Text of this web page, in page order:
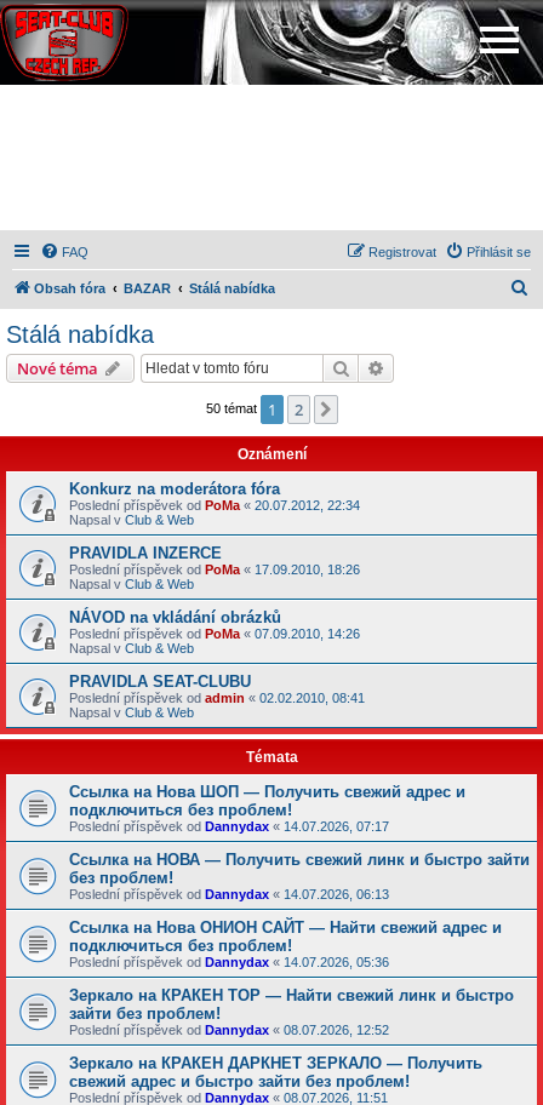
FAQ Přihlásit se
Registrovat
Obsah fóra BAZAR Stálá nabídka
Stálá nabídka
Nové téma Hledat
50 témat 1 2
Oznámení
Konkurz na moderátora fóra
Poslední příspěvek od PoMa « 20.07.2012, 22:34
Napsal v Club & Web
PRAVIDLA INZERCE
Poslední příspěvek od PoMa « 17.09.2010, 18:26
Napsal v Club & Web
NÁVOD na vkládání obrázků
Poslední příspěvek od PoMa « 07.09.2010, 14:26
Napsal v Club & Web
PRAVIDLA SEAT-CLUBU
Poslední příspěvek od admin « 02.02.2010, 08:41
Napsal v Club & Web
Témata
Ссылка на Нова ШОП — Получить свежий адрес и
подключиться без проблем!
Poslední příspěvek od Dannydax « 14.07.2026, 07:17
Ссылка на НОВА — Получить свежий линк и быстро зайти
без проблем!
Poslední příspěvek od Dannydax « 14.07.2026, 06:13
Ссылка на Нова ОНИОН САЙТ — Найти свежий адрес и
подключиться без проблем!
Poslední příspěvek od Dannydax « 14.07.2026, 05:36
Зеркало на КРАКЕН ТОР — Найти свежий линк и быстро
зайти без проблем!
Poslední příspěvek od Dannydax « 08.07.2026, 12:52
Зеркало на КРАКЕН ДАРКНЕТ ЗЕРКАЛО — Получить
свежий адрес и быстро зайти без проблем!
Poslední příspěvek od Dannydax « 08.07.2026, 11:51